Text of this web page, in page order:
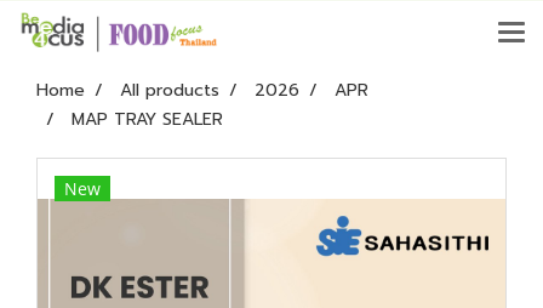
Home All products 2026
APR
MAP TRAY SEALER
New